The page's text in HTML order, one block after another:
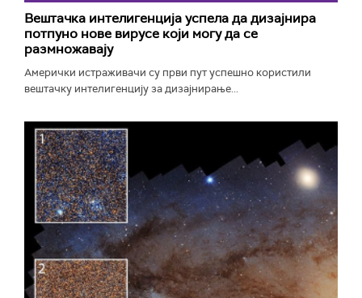
Вештачка интелигенција успела да дизајнира
потпуно нове вирусе који могу да се
размножавају
Амерички истраживачи су први пут успешно користили
вештачку интелигенцију за дизајнирање...